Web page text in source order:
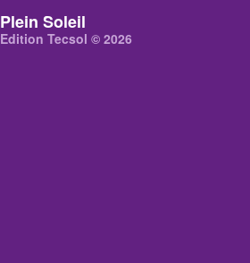
Plein Soleil
Edition Tecsol © 2026